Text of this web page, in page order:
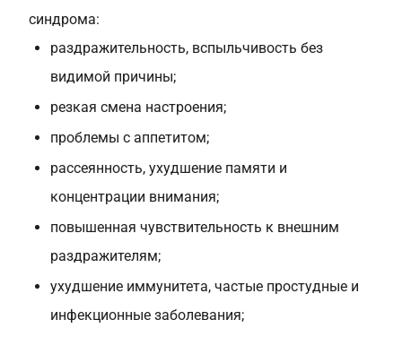
синдрома:
раздражительность, вспыльчивость без
видимой причины;
резкая смена настроения;
проблемы с аппетитом;
рассеянность, ухудшение памяти и
концентрации внимания;
повышенная чувствительность к внешним
раздражителям;
ухудшение иммунитета, частые простудные и
инфекционные заболевания;